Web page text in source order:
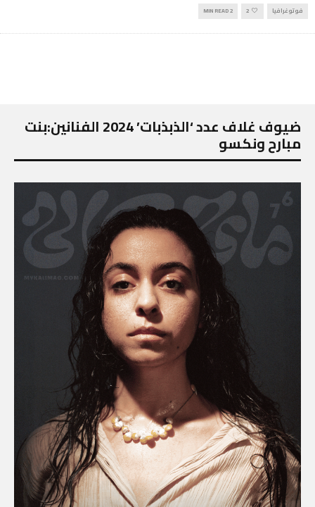
فوتوغرافيا 2
2 MIN READ
ضيوف غلاف عدد ‘الذبذبات’ 2024 الفنانين:بنت
مبارح ونكسو